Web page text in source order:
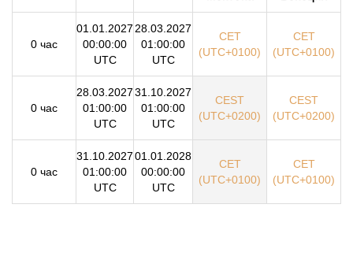
0 час
01.01.2027
00:00:00
UTC
28.03.2027
01:00:00
UTC
CET
(UTC+0100)
CET
(UTC+0100)
0 час
28.03.2027
01:00:00
UTC
31.10.2027
01:00:00
UTC
CEST
(UTC+0200)
CEST
(UTC+0200)
0 час
31.10.2027
01:00:00
UTC
01.01.2028
00:00:00
UTC
CET
(UTC+0100)
CET
(UTC+0100)